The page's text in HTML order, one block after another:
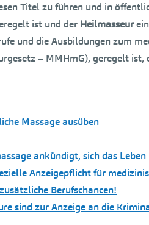
Titel zu führen und in
ist und der Heilmasseur
und die Ausbildungen zum
– MMHmG), geregelt
Massage ausüben
ankündigt, sich das
Anzeigepflicht für
Berufschancen!
sind zur Anzeige an die